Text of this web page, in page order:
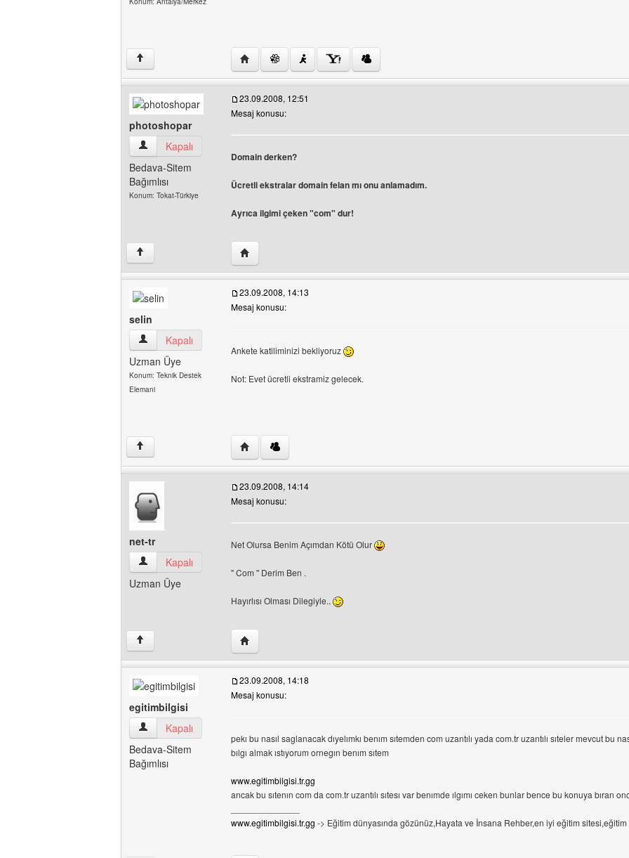
↑ Yazarın web sitesini ziyaret et: trgg-kod
photoshopar
photoshopar Kullanıcının profilini görüntüle
Kapalı
Bedava-Sitem
Bağımlısı
Konum: Tokat-Türkiye
23.09.2008, 12:51
Mesaj konusu:
Domain derken?
Ücretli ekstralar domain felan mı onu anlamadım.
Ayrıca ilgimi çeken "com" dur!
↑ Yazarın web sitesini ziyaret et: photoshopar
selin
selin Kullanıcının profilini görüntüle
Kapalı
Uzman Üye
Konum: Teknik Destek
Elemani
23.09.2008, 14:13
Mesaj konusu:
Ankete katiliminizi bekliyoruz
Not: Evet ücretli ekstramiz gelecek.
↑ Yazarın web sitesini ziyaret et: selin
net-tr
net-tr Kullanıcının profilini görüntüle
Kapalı
Uzman Üye
23.09.2008, 14:14
Mesaj konusu:
Net Olursa Benim Açımdan Kötü Olur
'' Com '' Derim Ben .
Hayırlısı Olması Dilegiyle..
↑ Yazarın web sitesini ziyaret et: net-tr
egitimbilgisi
egitimbilgisi Kullanıcının profilini görüntüle
Kapalı
Bedava-Sitem
Bağımlısı
23.09.2008, 14:18
Mesaj konusu:
pekı bu nasıl saglanacak dıyelımkı benım sıtemden com uzantılı yada com.tr uzantılı sıteler mevcut bu
bılgı almak ıstıyorum ornegın benım sıtem
www.egitimbilgisi.tr.gg
ancak bu sıtenın com da com.tr uzantılı sıtesı var benımde ılgımı ceken bunlar bence bu konuya bıran
www.egitimbilgisi.tr.gg -> Eğitim dünyasında gözünüz,Hayata ve İnsana Rehber,en iyi eğitim